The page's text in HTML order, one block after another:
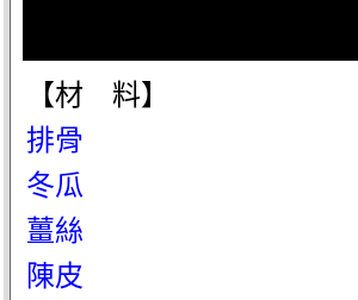
【材 料】
排骨
冬瓜
薑絲
陳皮